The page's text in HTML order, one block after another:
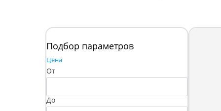
Подбор параметров
Цена
От
До